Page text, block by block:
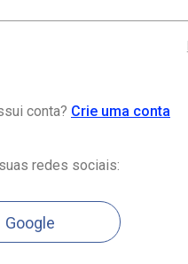
conta? Crie uma conta
redes sociais:
Google